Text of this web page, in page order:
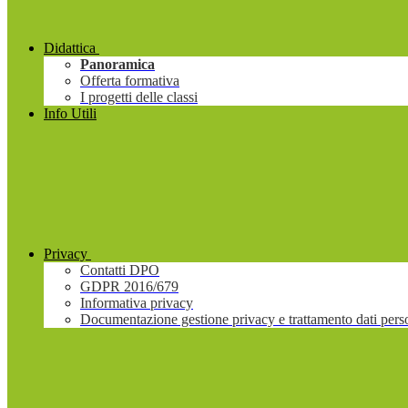
Didattica
Panoramica
Offerta formativa
I progetti delle classi
Info Utili
Privacy
Contatti DPO
GDPR 2016/679
Informativa privacy
Documentazione gestione privacy e trattamento dati